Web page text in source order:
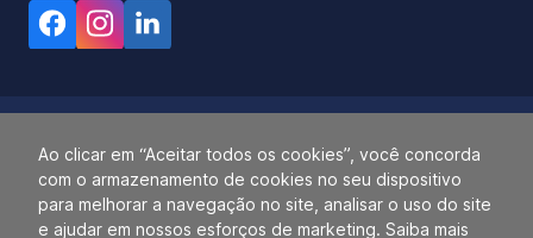
Ao clicar em “Aceitar todos os cookies”, você concorda
com o armazenamento de cookies no seu dispositivo
para melhorar a navegação no site, analisar o uso do site
e ajudar em nossos esforços de marketing. Saiba mais
Responsável Técnico:
Dra. Luci Mara Barbiero – CRM 120.433/SP
2026 ALLIANÇA. TODOS OS DIREITOS RESERVADOS.
14.055.768/0001-77.